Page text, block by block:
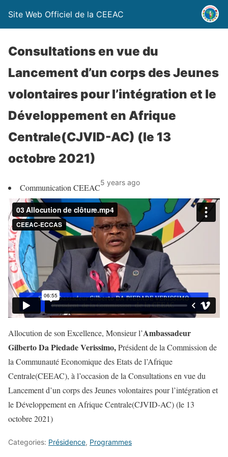
Site Web Officiel de la CEEAC
Consultations en vue du
Lancement d’un corps des Jeunes
volontaires pour l’intégration et le
Développement en Afrique
Centrale(CJVID-AC) (le 13
octobre 2021)
Communication CEEAC5 years ago
Allocution de son Excellence, Monsieur l’Ambassadeur
Gilberto Da Piedade Verissimo,Président de la Commission de
la Communauté Economique des Etats de l’Afrique
Centrale(CEEAC), à l’occasion de la Consultations en vue du
Lancement d’un corps des Jeunes volontaires pour l’intégration et
le Développement en Afrique Centrale(CJVID-AC) (le 13
octobre 2021)
Categories: Présidence, Programmes